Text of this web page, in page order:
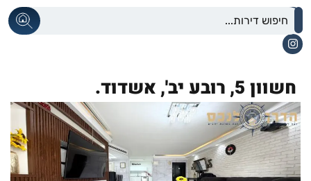
חשוון 5, רובע יב', אשדוד.